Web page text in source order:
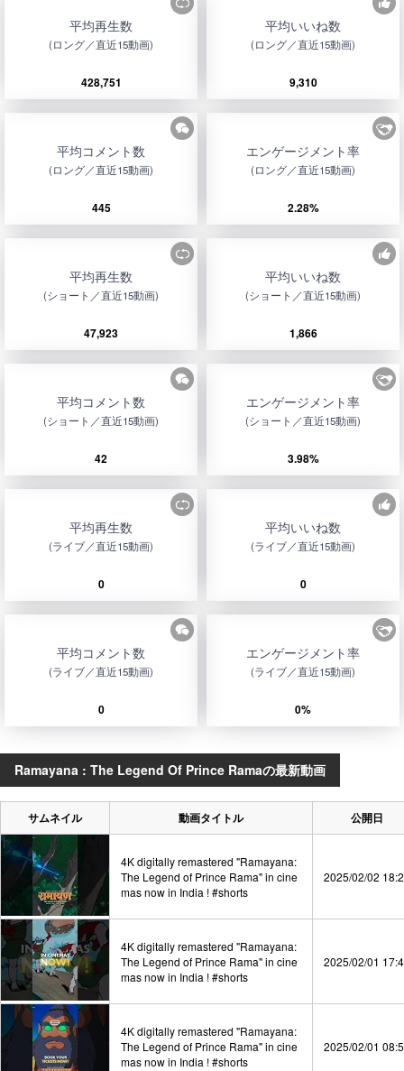
平均再生数
(ロング／直近15動画)
428,751
平均いいね数
(ロング／直近15動画)
9,310
平均コメント数
(ロング／直近15動画)
445
エンゲージメント率
(ロング／直近15動画)
2.28%
平均再生数
(ショート／直近15動画)
47,923
平均いいね数
(ショート／直近15動画)
1,866
平均コメント数
(ショート／直近15動画)
42
エンゲージメント率
(ショート／直近15動画)
3.98%
平均再生数
(ライブ／直近15動画)
0
平均いいね数
(ライブ／直近15動画)
0
平均コメント数
(ライブ／直近15動画)
0
エンゲージメント率
(ライブ／直近15動画)
0%
Ramayana : The Legend Of Prince Ramaの最新動画
サムネイル 動画タイトル 公開日
4K digitally remastered "Ramayana:
The Legend of Prince Rama" in cine
mas now in India ! #shorts
2025/02/02
4K digitally remastered "Ramayana:
The Legend of Prince Rama" in cine
mas now in India ! #shorts
2025/02/01
4K digitally remastered "Ramayana:
The Legend of Prince Rama" in cine
mas now in India ! #shorts
2025/02/01